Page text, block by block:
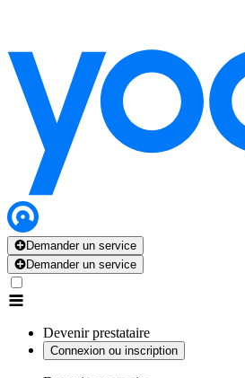
Demander un service
Demander un service
Devenir prestataire
Connexion ou inscription